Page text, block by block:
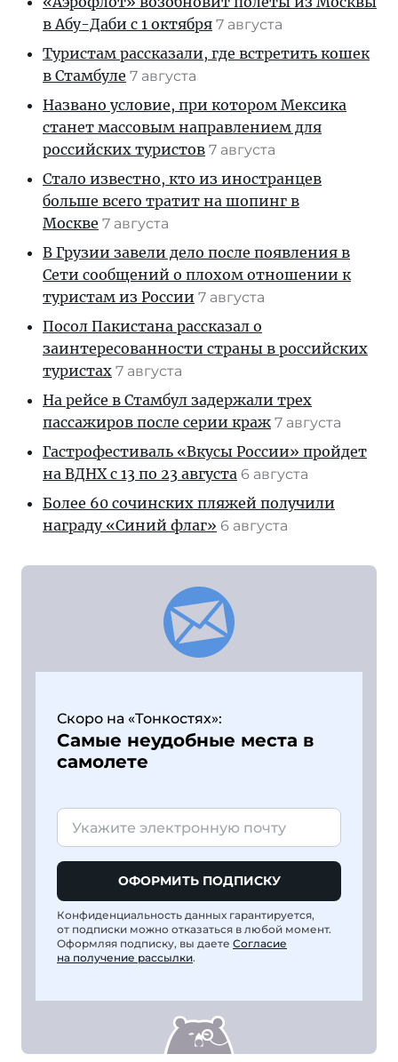
в Абу-Даби с 1 октября 7 августа
Туристам рассказали, где встретить кошек
в Стамбуле 7 августа
Названо условие, при котором Мексика
станет массовым направлением для
российских туристов 7 августа
Стало известно, кто из иностранцев
больше всего тратит на шопинг в
Москве 7 августа
В Грузии завели дело после появления в
Сети сообщений о плохом отношении к
туристам из России 7 августа
Посол Пакистана рассказал о
заинтересованности страны в российских
туристах 7 августа
На рейсе в Стамбул задержали трех
пассажиров после серии краж 7 августа
Гастрофестиваль «Вкусы России» пройдет
на ВДНХ с 13 по 23 августа 6 августа
Более 60 сочинских пляжей получили
награду «Синий флаг» 6 августа
Скоро на «Тонкостях»:
Самые неудобные места в
самолете
ОФОРМИТЬ ПОДПИСКУ
Конфиденциальность данных гарантируется,
от подписки можно отказаться в любой момент.
Оформляя подписку, вы даете Согласие
на получение рассылки.